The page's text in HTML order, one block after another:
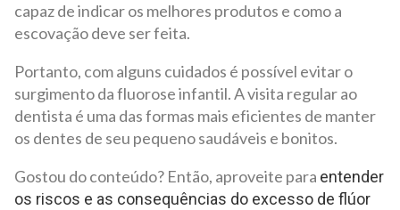
capaz de indicar os melhores produtos e como a
escovação deve ser feita.
Portanto, com alguns cuidados é possível evitar o
surgimento da fluorose infantil. A visita regular ao
dentista é uma das formas mais eficientes de manter
os dentes de seu pequeno saudáveis e bonitos.
Gostou do conteúdo? Então, aproveite para entender
os riscos e as consequências do excesso de flúor